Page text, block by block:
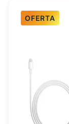
OFERTA